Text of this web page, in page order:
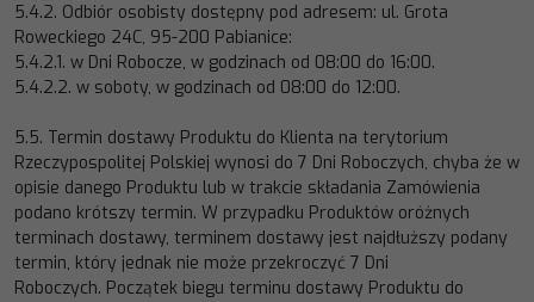
5.4.2. Odbiór osobisty dostępny pod adresem: ul. Grota
Roweckiego 24C, 95-200 Pabianice:
5.4.2.1. w Dni Robocze, w godzinach od 08:00 do 16:00.
5.4.2.2. w soboty, w godzinach od 08:00 do 12:00.
5.5. Termin dostawy Produktu do Klienta na terytorium
Rzeczypospolitej Polskiej wynosi do 7 Dni Roboczych, chyba że w
opisie danego Produktu lub w trakcie składania Zamówienia
podano krótszy termin. W przypadku Produktów oróżnych
terminach dostawy, terminem dostawy jest najdłuższy podany
termin, który jednak nie może przekroczyć 7 Dni
Roboczych. Początek biegu terminu dostawy Produktu do